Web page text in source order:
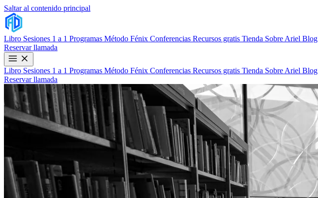
Saltar al contenido principal
Libro Sesiones 1 a 1 Programas Método Fénix Conferencias Recursos gratis Tienda Sobre Ariel Blog
Reservar llamada
Libro Sesiones 1 a 1 Programas Método Fénix Conferencias Recursos gratis Tienda Sobre Ariel Blog
Reservar llamada